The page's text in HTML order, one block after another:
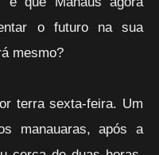
o futuro na sua
mesmo?
terra sexta-feira. Um
manauaras, após a